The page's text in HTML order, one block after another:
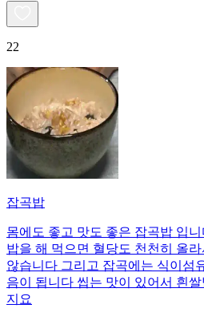
22
잡곡밥
몸에도 좋고 맛도 좋은 잡곡밥 입
밥을 해 먹으면 혈당도 천천히 올
않습니다 그리고 잡곡에는 식이섬
음이 됩니다 씹는 맛이 있어서 흰
지요